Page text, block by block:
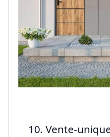
10. Vente-